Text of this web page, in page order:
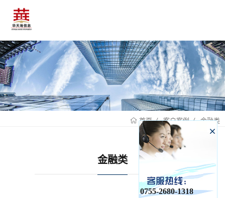
首页 客户案例 金融类
金融类
0755-2680-1318